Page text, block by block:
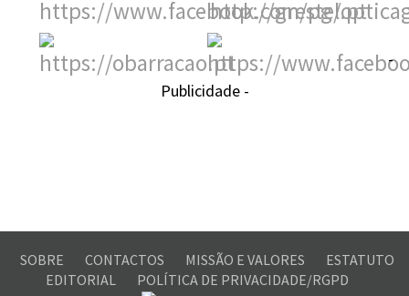
-
Publicidade -
SOBRE CONTACTOS MISSÃO E VALORES
ESTATUTO
EDITORIAL
POLÍTICA DE PRIVACIDADE/RGPD